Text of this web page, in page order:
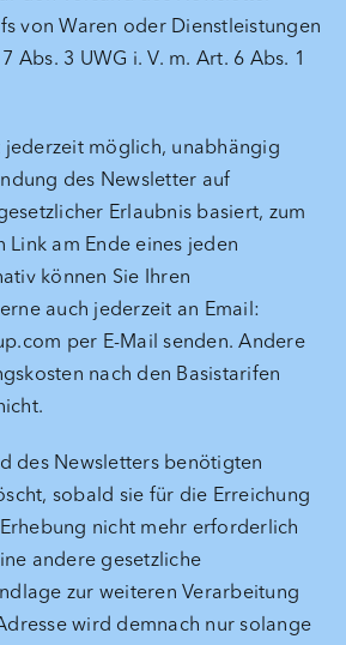
von Waren oder Dienstleistungen
Abs. 3 UWG i. V. m. Art. 6 Abs. 1
möglich, unabhängig
des Newsletter auf
Erlaubnis basiert, zum
Link am Ende eines jeden
können Sie Ihren
auch jederzeit an Email:
per E-Mail senden. Andere
nach den Basistarifen
des Newsletters benötigten
sobald sie für die Erreichung
nicht mehr erforderlich
andere gesetzliche
zur weiteren Verarbeitung
wird demnach nur solange